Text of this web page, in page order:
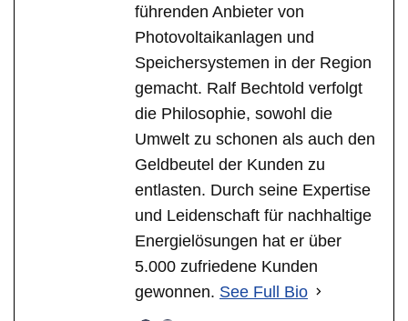
führenden Anbieter von
Photovoltaikanlagen und
Speichersystemen in der Region
gemacht. Ralf Bechtold verfolgt
die Philosophie, sowohl die
Umwelt zu schonen als auch den
Geldbeutel der Kunden zu
entlasten. Durch seine Expertise
und Leidenschaft für nachhaltige
Energielösungen hat er über
5.000 zufriedene Kunden
gewonnen. See Full Bio